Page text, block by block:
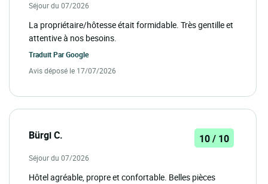
Séjour du 07/2026
La propriétaire/hôtesse était formidable. Très gentille et
attentive à nos besoins.
Traduit ParGoogle
Avis déposé le 17/07/2026
Bürgi C. 10 / 10
Séjour du 07/2026
Hôtel agréable, propre et confortable. Belles pièces